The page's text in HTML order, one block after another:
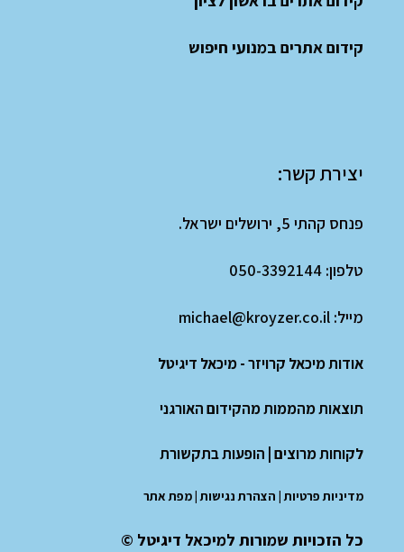
קידום אתרים במנועי חיפוש
יצירת קשר:
פנחס קהתי 5, ירושלים ישראל.
טלפון: 050-3392144
מייל: michael@kroyzer.co.il
אודות מיכאל קרויזר - מיכאל דיגיטל
תוצאות מהממות מהקידום האורגני
לקוחות מרוצים הופעות בתקשורת
מדיניות פרטיות| הצהרת נגישות|מפת אתר
כל הזכויות שמורות למיכאל דיגיטל ©